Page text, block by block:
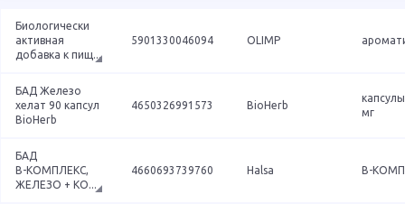
Биологически
активная
добавка к пищ...
5901330046094 OLIMP
БАД Железо
хелат 90 капсул
BioHerb
4650326991573 BioHerb
мг
БАД
В-КОМПЛЕКС,
ЖЕЛЕЗО + КО...
4660693739760 Halsa В-